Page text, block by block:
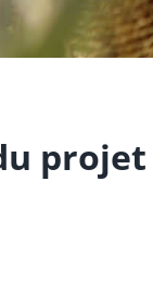
projet